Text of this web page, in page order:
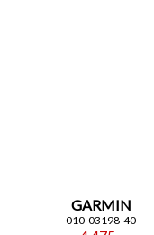
GARMIN
010-03198-40
ZAPISZ